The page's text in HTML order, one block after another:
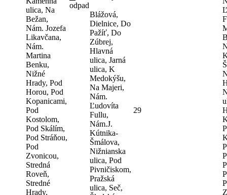
ulica, Na
Bežan,
Nám. Jozefa
Likavčana,
Nám.
Martina
Benku,
Nižné
Hrady, Pod
Horou, Pod
Kopanicami,
Pod
Kostolom,
Pod Skálím,
Pod Stráňou,
Pod
Zvonicou,
Stredná
Roveň,
Stredné
Hrady,
odpad
Blážová,
Dielnice, Do
Pažíť, Do
Zúbrej,
Hlavná
ulica, Jarná
ulica, K
Medokýšu,
Na Majeri,
Nám.
Ľudovíta
Fullu,
Nám.J.
Kútnika-
Šmálova,
Nižnianska
ulica, Pod
Pivničiskom,
Pražská
ulica, Seč,
29